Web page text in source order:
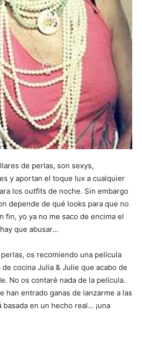
de perlas, son sexys,
y aportan el toque lux a cualquier
los outfits de noche. Sin embargo
depende de qué looks para que no
fin, yo ya no me saco de encima el
que abusar…
os recomiendo una película
cocina Julia & Julie que acabo de
No os contaré nada de la película.
han entrado ganas de lanzarme a las
en un hecho real… ¡una